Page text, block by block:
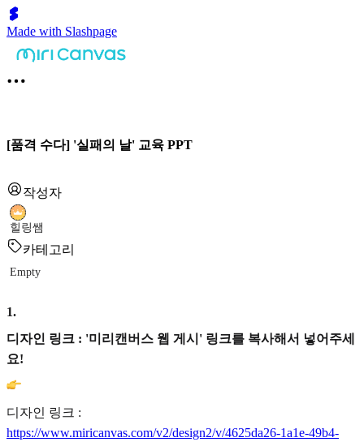
Made with Slashpage
[품격 수다] '실패의 날' 교육 PPT
작성자
힐링쌤
카테고리
Empty
1.
디자인 링크 : '미리캔버스 웹 게시' 링크를 복사해서 넣어주세
요!
디자인 링크 :
https://www.miricanvas.com/v2/design2/v/4625da26-1a1e-49b4-